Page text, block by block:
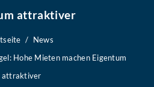
attraktiver
News
Hohe Mieten machen Eigentum
attraktiver